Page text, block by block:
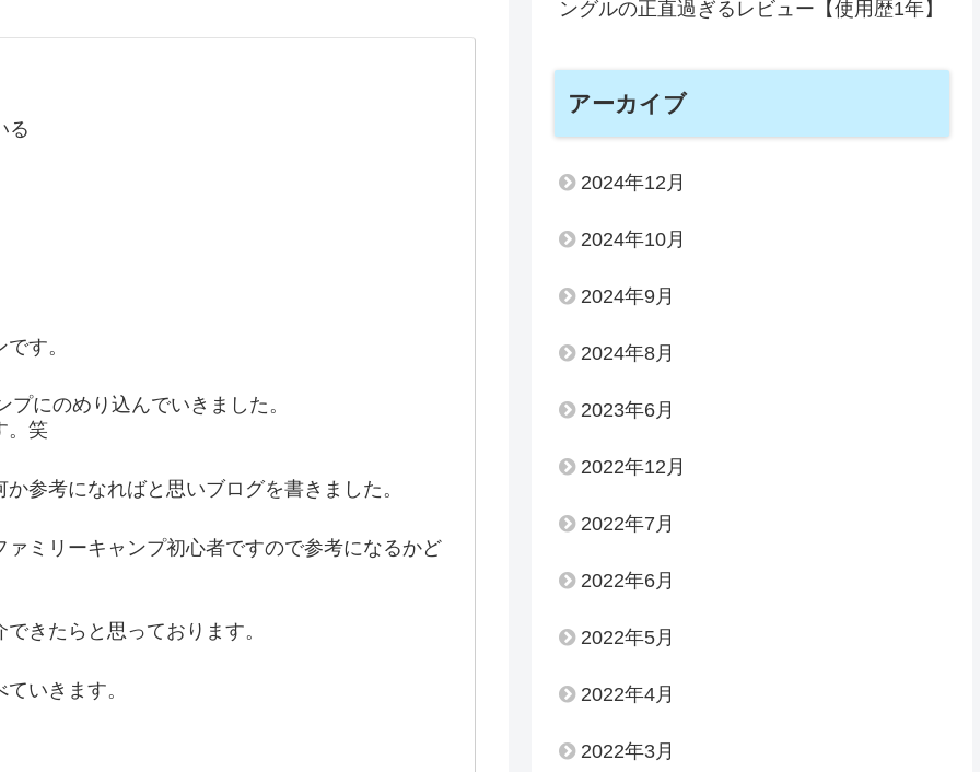
る
す。
にのめり込んでいきました。
。笑
参考になればと思いブログを書きました。
ミリーキャンプ初心者ですので参考になるかど
きたらと思っております。
いきます。
ングルの正直過ぎるレビュー【使用歴1年】
アーカイブ
2024年12月
2024年10月
2024年9月
2024年8月
2023年6月
2022年12月
2022年7月
2022年6月
2022年5月
2022年4月
2022年3月